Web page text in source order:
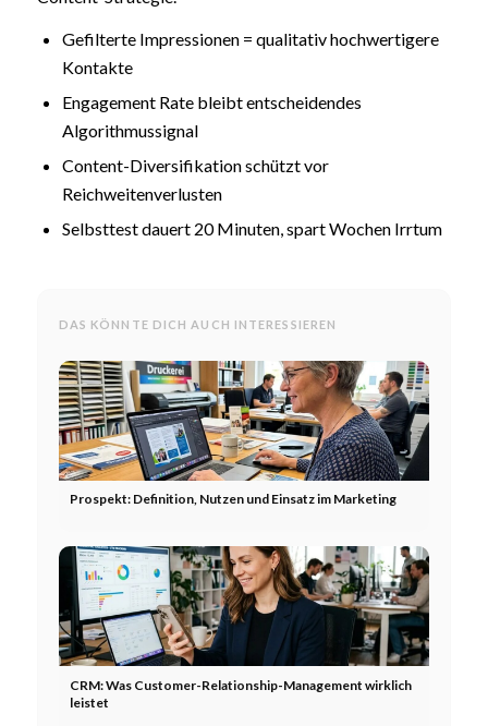
Gefilterte Impressionen = qualitativ hochwertigere
Kontakte
Engagement Rate bleibt entscheidendes
Algorithmussignal
Content-Diversifikation schützt vor
Reichweitenverlusten
Selbsttest dauert 20 Minuten, spart Wochen Irrtum
DAS KÖNNTE DICH AUCH INTERESSIEREN
Prospekt: Definition, Nutzen und Einsatz im Marketing
CRM: Was Customer-Relationship-Management wirklich
leistet